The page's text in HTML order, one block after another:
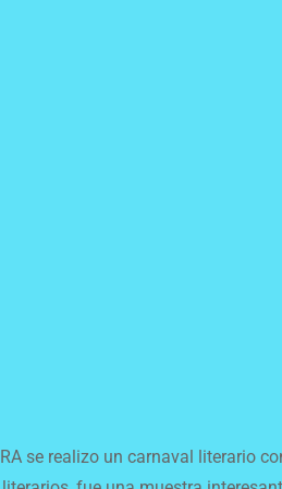
se realizo un carnaval literario